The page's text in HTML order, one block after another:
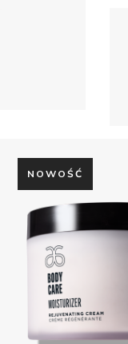
NOWOŚĆ